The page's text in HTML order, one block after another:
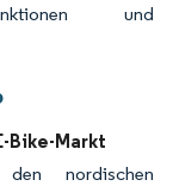
und
Bike-Markt
den nordischen